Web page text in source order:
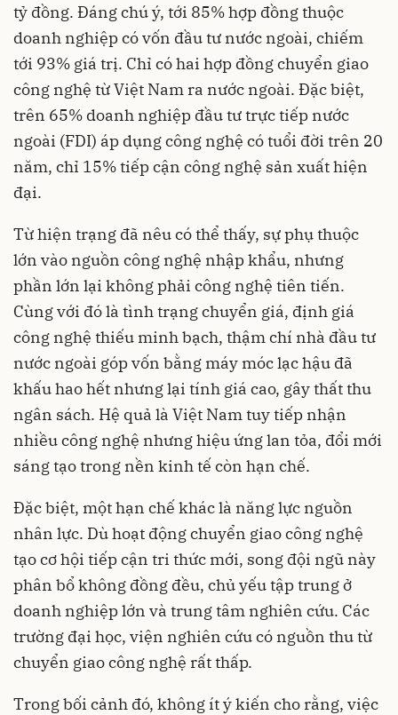
tỷ đồng. Đáng chú ý, tới 85% hợp đồng thuộc
doanh nghiệp có vốn đầu tư nước ngoài, chiếm
tới 93% giá trị. Chỉ có hai hợp đồng chuyển giao
công nghệ từ Việt Nam ra nước ngoài. Đặc biệt,
trên 65% doanh nghiệp đầu tư trực tiếp nước
ngoài (FDI) áp dụng công nghệ có tuổi đời trên 20
năm, chỉ 15% tiếp cận công nghệ sản xuất hiện
đại.
Từ hiện trạng đã nêu có thể thấy, sự phụ thuộc
lớn vào nguồn công nghệ nhập khẩu, nhưng
phần lớn lại không phải công nghệ tiên tiến.
Cùng với đó là tình trạng chuyển giá, định giá
công nghệ thiếu minh bạch, thậm chí nhà đầu tư
nước ngoài góp vốn bằng máy móc lạc hậu đã
khấu hao hết nhưng lại tính giá cao, gây thất thu
ngân sách. Hệ quả là Việt Nam tuy tiếp nhận
nhiều công nghệ nhưng hiệu ứng lan tỏa, đổi mới
sáng tạo trong nền kinh tế còn hạn chế.
Đặc biệt, một hạn chế khác là năng lực nguồn
nhân lực. Dù hoạt động chuyển giao công nghệ
tạo cơ hội tiếp cận tri thức mới, song đội ngũ này
phân bổ không đồng đều, chủ yếu tập trung ở
doanh nghiệp lớn và trung tâm nghiên cứu. Các
trường đại học, viện nghiên cứu có nguồn thu từ
chuyển giao công nghệ rất thấp.
Trong bối cảnh đó, không ít ý kiến cho rằng, việc